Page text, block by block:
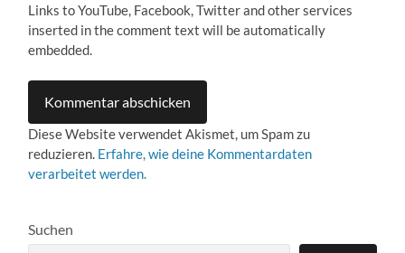
Links to YouTube, Facebook, Twitter and other services
inserted in the comment text will be automatically
embedded.
Diese Website verwendet Akismet, um Spam zu
reduzieren. Erfahre, wie deine Kommentardaten
verarbeitet werden.
Suchen